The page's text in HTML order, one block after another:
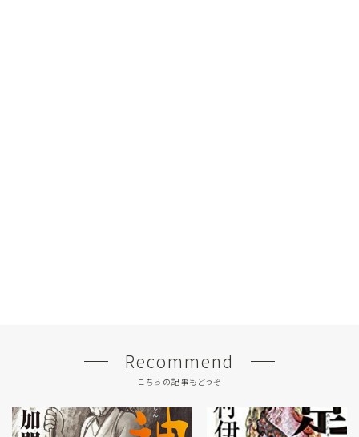
Recommend
こちらの記事もどうぞ